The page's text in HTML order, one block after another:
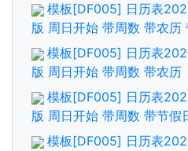
模板[DF005] 日历表
版 周日开始 带周数 带农历
模板[DF005] 日历表
版 周日开始 带周数 带农历
模板[DF005] 日历表
版 周日开始 带周数 带节假
模板[DF005] 日历表